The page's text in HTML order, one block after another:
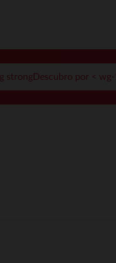
strongDescubro por <